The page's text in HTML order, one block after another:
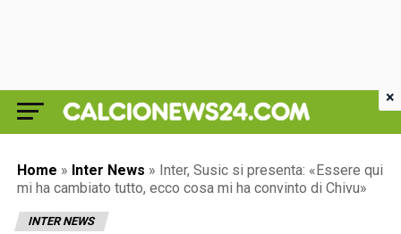
Home » Inter News » Inter, Susic si presenta: «Essere qui
mi ha cambiato tutto, ecco cosa mi ha convinto di Chivu»
INTER NEWS
×